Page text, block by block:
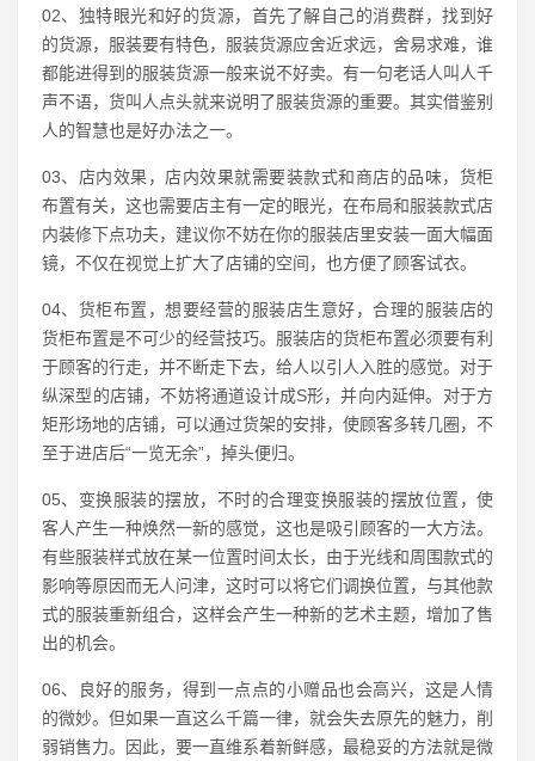
02、独特眼光和好的货源，首先了解自己的消费群，找到好
的货源，服装要有特色，服装货源应舍近求远，舍易求难，谁
都能进得到的服装货源一般来说不好卖。有一句老话人叫人千
声不语，货叫人点头就来说明了服装货源的重要。其实借鉴别
人的智慧也是好办法之一。
03、店内效果，店内效果就需要装款式和商店的品味，货柜
布置有关，这也需要店主有一定的眼光，在布局和服装款式店
内装修下点功夫，建议你不妨在你的服装店里安装一面大幅面
镜，不仅在视觉上扩大了店铺的空间，也方便了顾客试衣。
04、货柜布置，想要经营的服装店生意好，合理的服装店的
货柜布置是不可少的经营技巧。服装店的货柜布置必须要有利
于顾客的行走，并不断走下去，给人以引人入胜的感觉。对于
纵深型的店铺，不妨将通道设计成S形，并向内延伸。对于方
矩形场地的店铺，可以通过货架的安排，使顾客多转几圈，不
至于进店后“一览无余”，掉头便归。
05、变换服装的摆放，不时的合理变换服装的摆放位置，使
客人产生一种焕然一新的感觉，这也是吸引顾客的一大方法。
有些服装样式放在某一位置时间太长，由于光线和周围款式的
影响等原因而无人问津，这时可以将它们调换位置，与其他款
式的服装重新组合，这样会产生一种新的艺术主题，增加了售
出的机会。
06、良好的服务，得到一点点的小赠品也会高兴，这是人情
的微妙。但如果一直这么千篇一律，就会失去原先的魅力，削
弱销售力。因此，要一直维系着新鲜感，最稳妥的方法就是微